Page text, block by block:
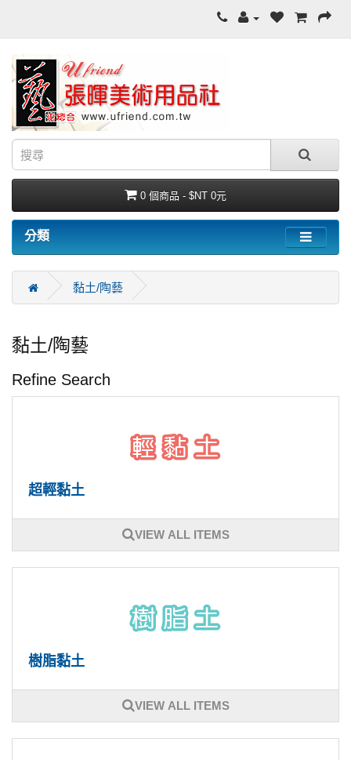
0 個商品 - $NT 0元
分類
黏土/陶藝
黏土/陶藝
Refine Search
超輕黏土
VIEW ALL ITEMS
樹脂黏土
VIEW ALL ITEMS